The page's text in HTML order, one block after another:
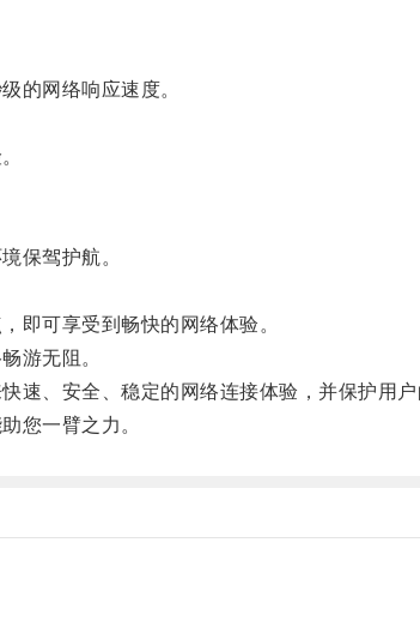
的网络响应速度。
保驾护航。
可享受到畅快的网络体验。
游无阻。
、安全、稳定的网络连接体验，并保护用
您一臂之力。